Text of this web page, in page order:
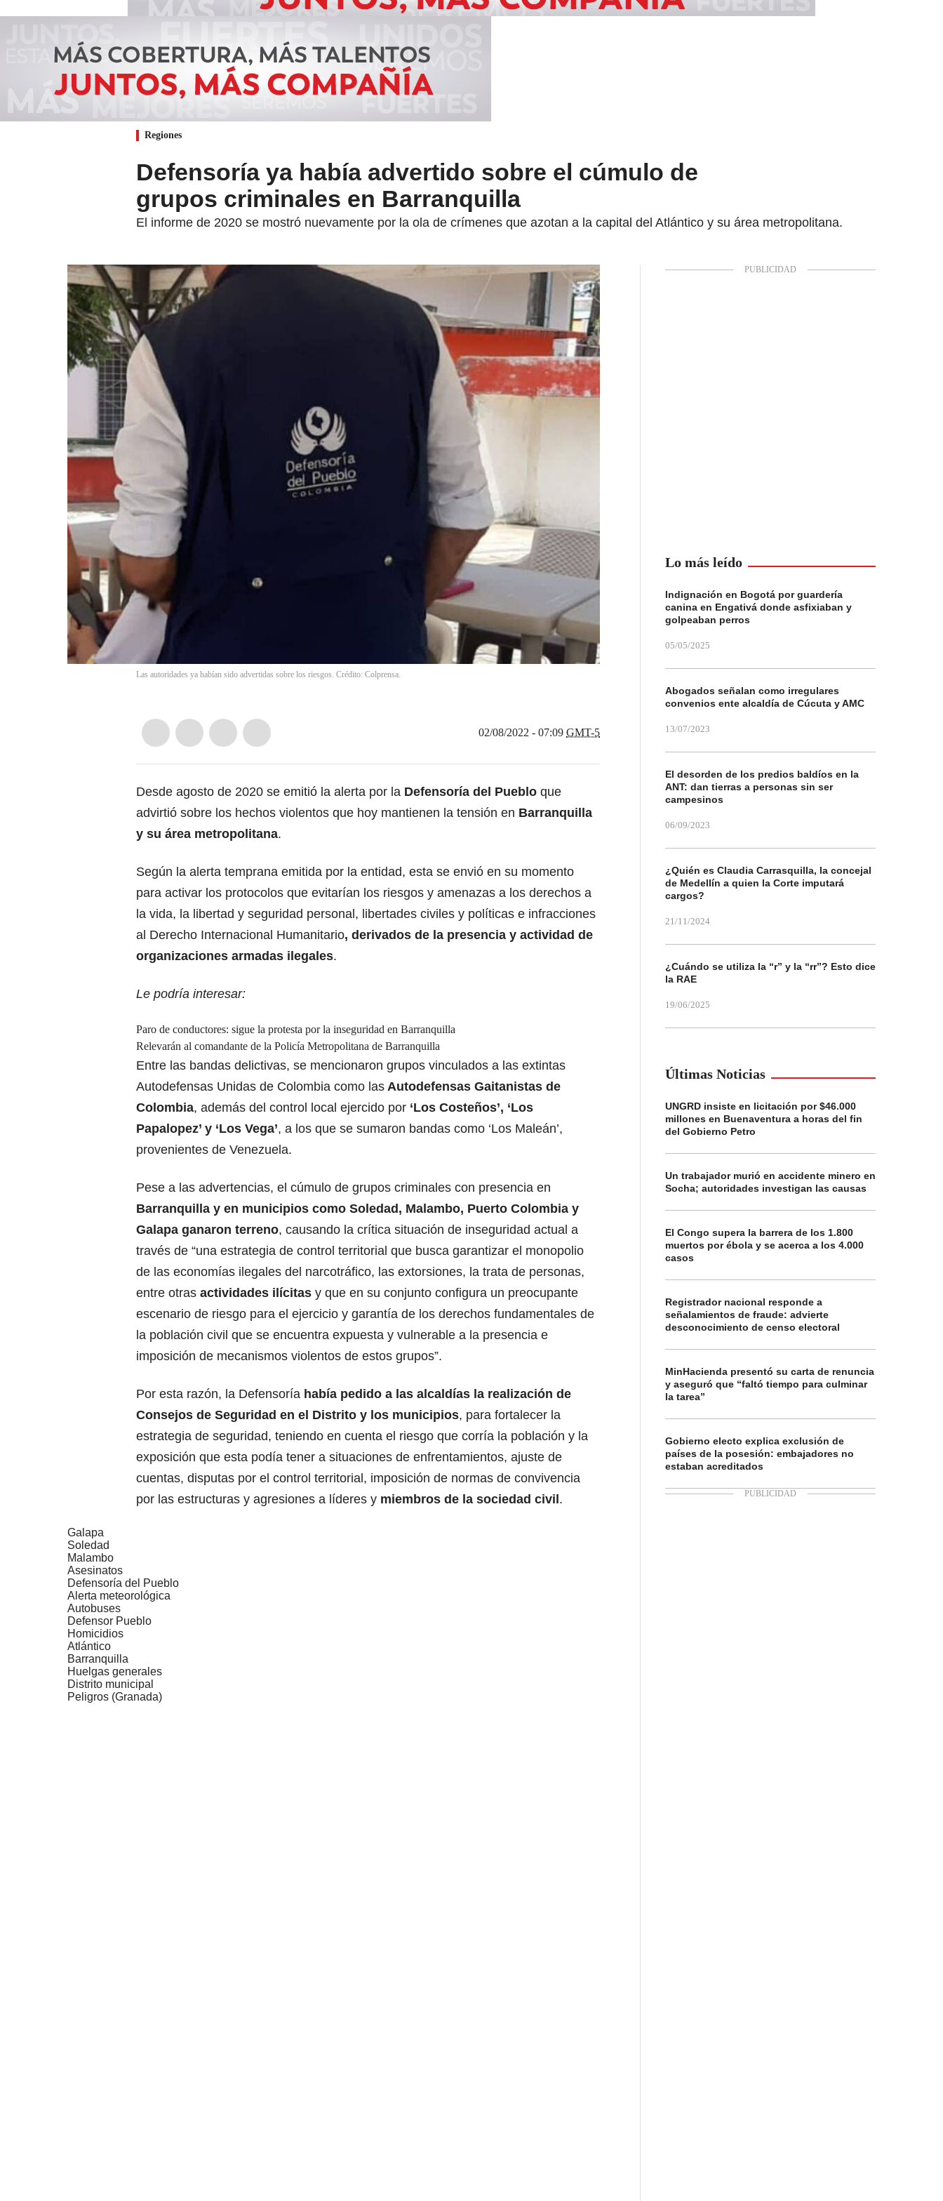
Regiones
Defensoría ya había advertido sobre el cúmulo de
grupos criminales en Barranquilla
El informe de 2020 se mostró nuevamente por la ola de crímenes que azotan a la capital del Atlántico y su área metropolitana.
Las autoridades ya habían sido advertidas sobre los riesgos. Crédito: Colprensa.
02/08/2022 - 07:09 GMT-5
Desde agosto de 2020 se emitió la alerta por la Defensoría del Pueblo que
advirtió sobre los hechos violentos que hoy mantienen la tensión en Barranquilla
y su área metropolitana.
Según la alerta temprana emitida por la entidad, esta se envió en su momento
para activar los protocolos que evitarían los riesgos y amenazas a los derechos a
la vida, la libertad y seguridad personal, libertades civiles y políticas e infracciones
al Derecho Internacional Humanitario, derivados de la presencia y actividad de
organizaciones armadas ilegales.
Le podría interesar:
Paro de conductores: sigue la protesta por la inseguridad en Barranquilla
Relevarán al comandante de la Policía Metropolitana de Barranquilla
Entre las bandas delictivas, se mencionaron grupos vinculados a las extintas
Autodefensas Unidas de Colombia como las Autodefensas Gaitanistas de
Colombia, además del control local ejercido por ‘Los Costeños’, ‘Los
Papalopez’ y ‘Los Vega’, a los que se sumaron bandas como ‘Los Maleán’,
provenientes de Venezuela.
Pese a las advertencias, el cúmulo de grupos criminales con presencia en
Barranquilla y en municipios como Soledad, Malambo, Puerto Colombia y
Galapa ganaron terreno, causando la crítica situación de inseguridad actual a
través de “una estrategia de control territorial que busca garantizar el monopolio
de las economías ilegales del narcotráfico, las extorsiones, la trata de personas,
entre otras actividades ilícitas y que en su conjunto configura un preocupante
escenario de riesgo para el ejercicio y garantía de los derechos fundamentales de
la población civil que se encuentra expuesta y vulnerable a la presencia e
imposición de mecanismos violentos de estos grupos”.
Por esta razón, la Defensoría había pedido a las alcaldías la realización de
Consejos de Seguridad en el Distrito y los municipios, para fortalecer la
estrategia de seguridad, teniendo en cuenta el riesgo que corría la población y la
exposición que esta podía tener a situaciones de enfrentamientos, ajuste de
cuentas, disputas por el control territorial, imposición de normas de convivencia
por las estructuras y agresiones a líderes y miembros de la sociedad civil .
Galapa
Soledad
Malambo
Asesinatos
Defensoría del Pueblo
Alerta meteorológica
Autobuses
Defensor Pueblo
Homicidios
Atlántico
Barranquilla
Huelgas generales
Distrito municipal
Peligros (Granada)
Lo más leído
Indignación en Bogotá por guardería
canina en Engativá donde asfixiaban y
golpeaban perros
05/05/2025
Abogados señalan como irregulares
convenios ente alcaldía de Cúcuta y AMC
13/07/2023
El desorden de los predios baldíos en la
ANT: dan tierras a personas sin ser
campesinos
06/09/2023
¿Quién es Claudia Carrasquilla, la concejal
de Medellín a quien la Corte imputará
cargos?
21/11/2024
¿Cuándo se utiliza la “r” y la “rr”? Esto dice
la RAE
19/06/2025
Últimas Noticias
UNGRD insiste en licitación por $46.000
millones en Buenaventura a horas del fin
del Gobierno Petro
Un trabajador murió en accidente minero en
Socha; autoridades investigan las causas
El Congo supera la barrera de los 1.800
muertos por ébola y se acerca a los 4.000
casos
Registrador nacional responde a
señalamientos de fraude: advierte
desconocimiento de censo electoral
MinHacienda presentó su carta de renuncia
y aseguró que “faltó tiempo para culminar
la tarea”
Gobierno electo explica exclusión de
países de la posesión: embajadores no
estaban acreditados